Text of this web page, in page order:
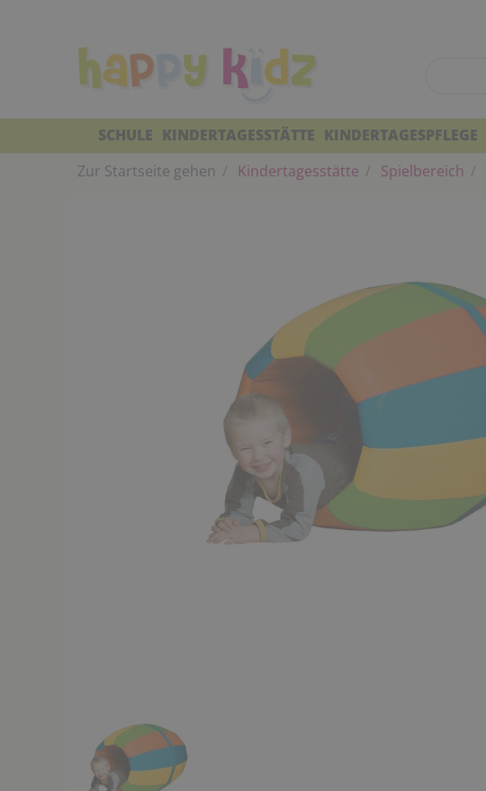
SCHULE KINDERTAGESSTÄTTE KINDERTAGESPFLEGE
Zur Startseite gehen
Kindertagesstätte Spielbereich